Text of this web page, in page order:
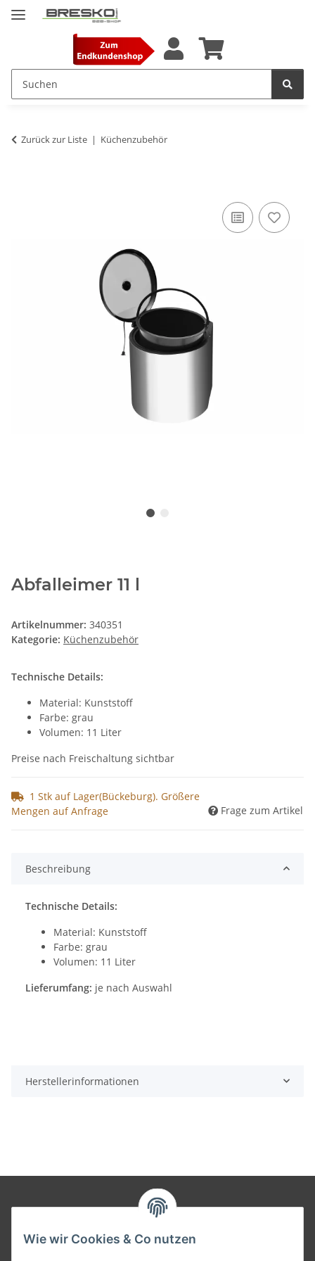
Wie wir Cookies & Co nutzen
Zurück zur Liste Küchenzubehör
Abfalleimer 11 l
Artikelnummer: 340351
Kategorie: Küchenzubehör
Technische Details:
Material: Kunststoff
Farbe: grau
Volumen: 11 Liter
Preise nach Freischaltung sichtbar
1 Stk auf Lager(Bückeburg). Größere
Mengen auf Anfrage
Frage zum Artikel
Beschreibung
Technische Details:
Material: Kunststoff
Farbe: grau
Volumen: 11 Liter
Lieferumfang: je nach Auswahl
Herstellerinformationen